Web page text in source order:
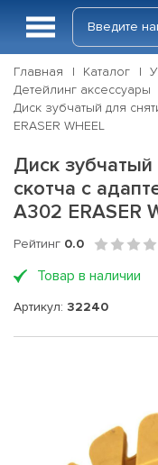
Главная Каталог
Детейлинг аксессуары
Диск зубчатый для
ERASER WHEEL
Диск зубчатый
скотча с
А302 ERASER
Рейтинг 0.0
Товар в наличии
Артикул: 32240